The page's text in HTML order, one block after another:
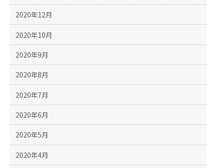
2020年12月
2020年10月
2020年9月
2020年8月
2020年7月
2020年6月
2020年5月
2020年4月